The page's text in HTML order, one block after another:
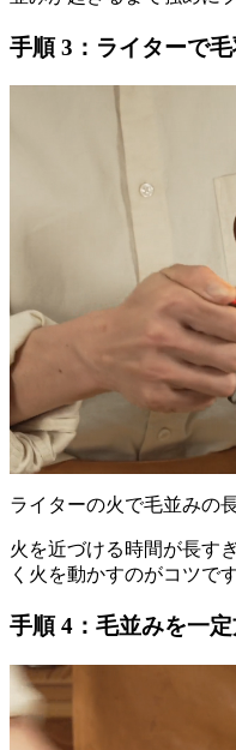
手順 3：ライターで
ライターの火で毛並みの
火を近づける時間が長す
く火を動かすのがコツです
手順 4：毛並みを一